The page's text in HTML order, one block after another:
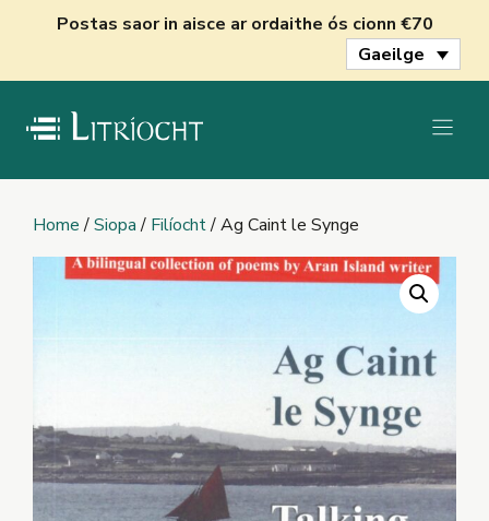
Postas saor in aisce ar ordaithe ós cionn €70
Gaeilge
Home/Siopa/ Filíocht/ Ag Caint le Synge